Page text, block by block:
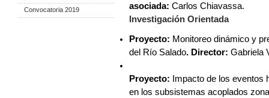
Convocatoria 2019
asociada: Carlos Chiavassa.
Investigación Orientada
Proyecto: Monitoreo dinámico y
del Río Salado. Director: Gabriela
Proyecto:
Impacto de los
en los subsistemas acoplados